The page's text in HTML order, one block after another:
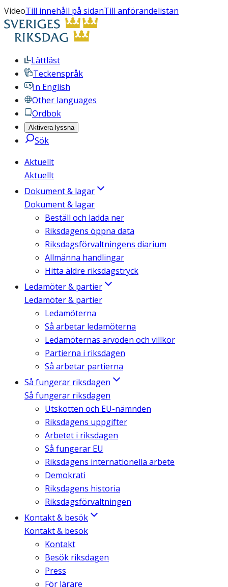
VideoTill innehåll på sidanTill anförandelistan
Lättläst
Teckenspråk
In English
Other languages
Ordbok
Aktivera lyssna
Sök
Aktuellt
Aktuellt
Dokument & lagar
Dokument & lagar
Beställ och ladda ner
Riksdagens öppna data
Riksdagsförvaltningens diarium
Allmänna handlingar
Hitta äldre riksdagstryck
Ledamöter & partier
Ledamöter & partier
Ledamöterna
Så arbetar ledamöterna
Ledamöternas arvoden och villkor
Partierna i riksdagen
Så arbetar partierna
Så fungerar riksdagen
Så fungerar riksdagen
Utskotten och EU-nämnden
Riksdagens uppgifter
Arbetet i riksdagen
Så fungerar EU
Riksdagens internationella arbete
Demokrati
Riksdagens historia
Riksdagsförvaltningen
Kontakt & besök
Kontakt & besök
Kontakt
Besök riksdagen
Press
För lärare